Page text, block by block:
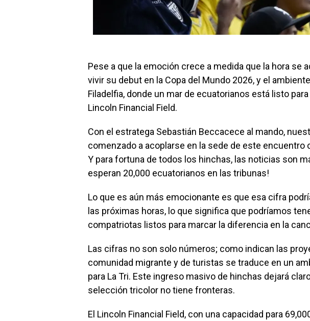
Pese a que la emoción crece a medida que la hora se
vivir su debut en la Copa del Mundo 2026, y el
Filadelfia, donde un mar de ecuatorianos está listo
Lincoln Financial Field.
Con el estratega Sebastián Beccacece al mando,
comenzado a acoplarse en la sede de este encuentro
Y para fortuna de todos los hinchas, las noticias son
esperan 20,000 ecuatorianos en las tribunas!
Lo que es aún más emocionante es que esa cifra
las próximas horas, lo que significa que podríamos
compatriotas listos para marcar la diferencia en la
Las cifras no son solo números; como indican las
comunidad migrante y de turistas se traduce en un
para La Tri. Este ingreso masivo de hinchas dejará
selección tricolor no tiene fronteras.
El Lincoln Financial Field, con una capacidad para